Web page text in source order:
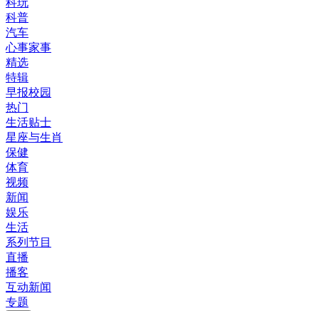
科玩
科普
汽车
心事家事
精选
特辑
早报校园
热门
生活贴士
星座与生肖
保健
体育
视频
新闻
娱乐
生活
系列节目
直播
播客
互动新闻
专题